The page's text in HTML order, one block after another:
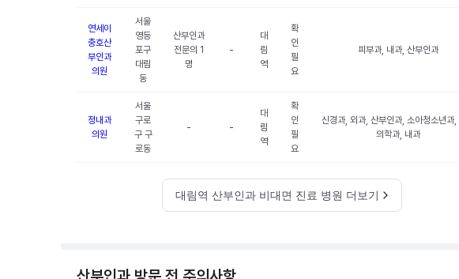
연세이
충호산
부인과
의원
서울
영등
포구
대림
동
산부인과
전문의 1
명
-
대
림
역
확
인
필
요
피부과, 내과, 산부인과
정내과
의원
서울
구로
구 구
로동
- -
대
림
역
확
인
필
요
신경과, 외과, 산부인과, 소아청소년과,
의학과, 내과
대림역 산부인과 비대면 진료 병원 더보기